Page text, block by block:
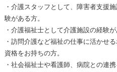
・介護スタッフとして、障害者支援
験がある方。
・介護福祉士として介護施設の経験
・訪問介護など福祉の仕事に活かせ
資格をお持ちの方。
・社会福祉士や看護師、病院との連